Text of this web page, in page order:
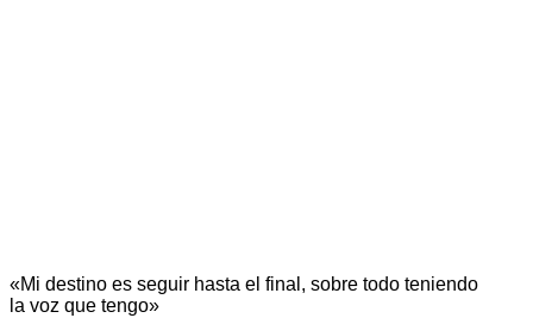
«Mi destino es seguir hasta el final, sobre todo teniendo
la voz que tengo»